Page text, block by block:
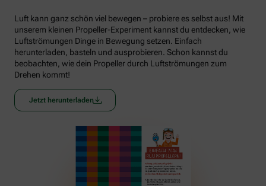
Luft kann ganz schön viel bewegen – probiere es selbst aus! Mit
unserem kleinen Propeller-Experiment kannst du entdecken, wie
Luftströmungen Dinge in Bewegung setzen. Einfach
herunterladen, basteln und ausprobieren. Schon kannst du
beobachten, wie dein Propeller durch Luftströmungen zum
Drehen kommt!
Jetzt herunterladen